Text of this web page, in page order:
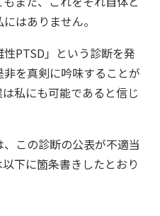
はありません。
PTSD」という診断を発
を真剣に吟味することが
私にも可能であると信じ
この診断の公表が不適当
下に箇条書きしたとおり